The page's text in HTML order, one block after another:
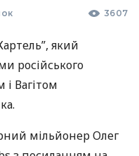
3607
який
російського
Вагітом
мільйонер Олег